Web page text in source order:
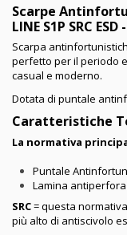
Scarpe
LINE S1P SRC ESD
Scarpa
perfetto per il periodo
casual e moderno.
Dotata di puntale
Caratteristiche
La normativa
Puntale
Lamina
SRC= questa
più alto di antiscivolo